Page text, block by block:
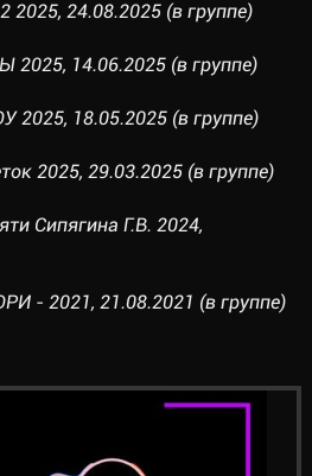
2025, 24.08.2025 (в группе)
14.06.2025 (в группе)
18.05.2025 (в группе)
2025, 29.03.2025 (в группе)
Сипягина Г.В. 2024,
- 2021, 21.08.2021 (в группе)